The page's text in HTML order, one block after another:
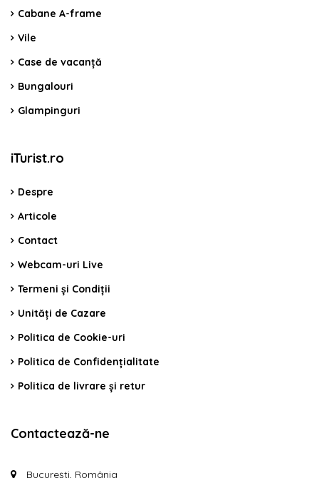
Cabane A-frame
Vile
Case de vacanță
Bungalouri
Glampinguri
iTurist.ro
Despre
Articole
Contact
Webcam-uri Live
Termeni și Condiții
Unități de Cazare
Politica de Cookie-uri
Politica de Confidențialitate
Politica de livrare și retur
Contactează-ne
București, România